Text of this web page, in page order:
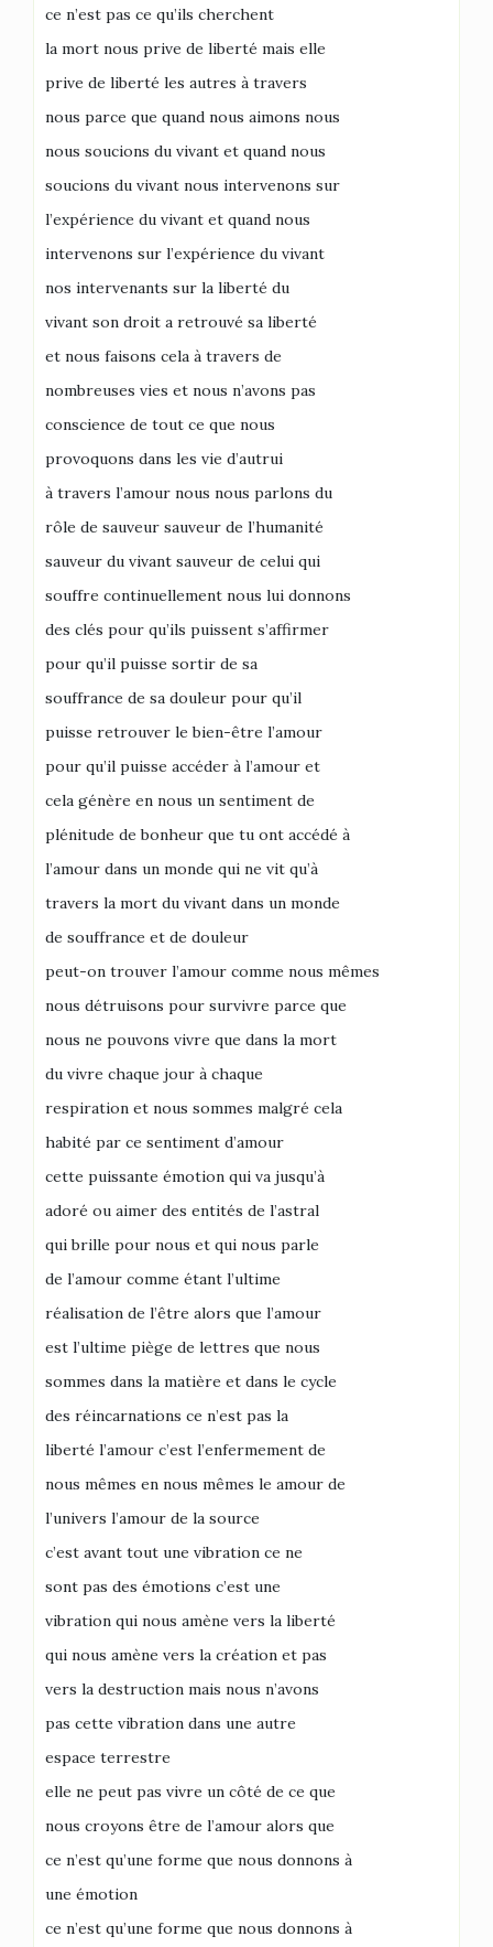
ce n’est pas ce qu’ils cherchent
la mort nous prive de liberté mais elle
prive de liberté les autres à travers
nous parce que quand nous aimons nous
nous soucions du vivant et quand nous
soucions du vivant nous intervenons sur
l’expérience du vivant et quand nous
intervenons sur l’expérience du vivant
nos intervenants sur la liberté du
vivant son droit a retrouvé sa liberté
et nous faisons cela à travers de
nombreuses vies et nous n’avons pas
conscience de tout ce que nous
provoquons dans les vie d’autrui
à travers l’amour nous nous parlons du
rôle de sauveur sauveur de l’humanité
sauveur du vivant sauveur de celui qui
souffre continuellement nous lui donnons
des clés pour qu’ils puissent s’affirmer
pour qu’il puisse sortir de sa
souffrance de sa douleur pour qu’il
puisse retrouver le bien-être l’amour
pour qu’il puisse accéder à l’amour et
cela génère en nous un sentiment de
plénitude de bonheur que tu ont accédé à
l’amour dans un monde qui ne vit qu’à
travers la mort du vivant dans un monde
de souffrance et de douleur
peut-on trouver l’amour comme nous mêmes
nous détruisons pour survivre parce que
nous ne pouvons vivre que dans la mort
du vivre chaque jour à chaque
respiration et nous sommes malgré cela
habité par ce sentiment d’amour
cette puissante émotion qui va jusqu’à
adoré ou aimer des entités de l’astral
qui brille pour nous et qui nous parle
de l’amour comme étant l’ultime
réalisation de l’être alors que l’amour
est l’ultime piège de lettres que nous
sommes dans la matière et dans le cycle
des réincarnations ce n’est pas la
liberté l’amour c’est l’enfermement de
nous mêmes en nous mêmes le amour de
l’univers l’amour de la source
c’est avant tout une vibration ce ne
sont pas des émotions c’est une
vibration qui nous amène vers la liberté
qui nous amène vers la création et pas
vers la destruction mais nous n’avons
pas cette vibration dans une autre
espace terrestre
elle ne peut pas vivre un côté de ce que
nous croyons être de l’amour alors que
ce n’est qu’une forme que nous donnons à
une émotion
ce n’est qu’une forme que nous donnons à